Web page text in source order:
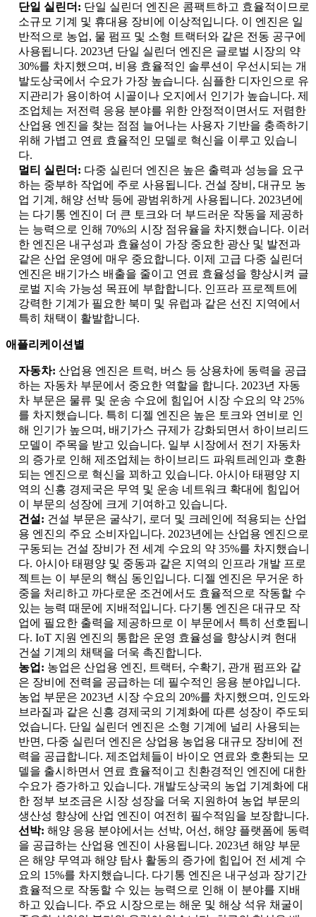
단일 실린더: 단일 실린더 엔진은 콤팩트하고 효율적이므로
소규모 기계 및 휴대용 장비에 이상적입니다. 이 엔진은 일
반적으로 농업, 물 펌프 및 소형 트랙터와 같은 전동 공구에
사용됩니다. 2023년 단일 실린더 엔진은 글로벌 시장의 약
30%를 차지했으며, 비용 효율적인 솔루션이 우선시되는 개
발도상국에서 수요가 가장 높습니다. 심플한 디자인으로 유
지관리가 용이하여 시골이나 오지에서 인기가 높습니다. 제
조업체는 저전력 응용 분야를 위한 안정적이면서도 저렴한
산업용 엔진을 찾는 점점 늘어나는 사용자 기반을 충족하기
위해 가볍고 연료 효율적인 모델로 혁신을 이루고 있습니
다.
멀티 실린더: 다중 실린더 엔진은 높은 출력과 성능을 요구
하는 중부하 작업에 주로 사용됩니다. 건설 장비, 대규모 농
업 기계, 해양 선박 등에 광범위하게 사용됩니다. 2023년에
는 다기통 엔진이 더 큰 토크와 더 부드러운 작동을 제공하
는 능력으로 인해 70%의 시장 점유율을 차지했습니다. 이러
한 엔진은 내구성과 효율성이 가장 중요한 광산 및 발전과
같은 산업 운영에 매우 중요합니다. 이제 고급 다중 실린더
엔진은 배기가스 배출을 줄이고 연료 효율성을 향상시켜 글
로벌 지속 가능성 목표에 부합합니다. 인프라 프로젝트에
강력한 기계가 필요한 북미 및 유럽과 같은 선진 지역에서
특히 채택이 활발합니다.
애플리케이션별
자동차: 산업용 엔진은 트럭, 버스 등 상용차에 동력을 공급
하는 자동차 부문에서 중요한 역할을 합니다. 2023년 자동
차 부문은 물류 및 운송 수요에 힘입어 시장 수요의 약 25%
를 차지했습니다. 특히 디젤 엔진은 높은 토크와 연비로 인
해 인기가 높으며, 배기가스 규제가 강화되면서 하이브리드
모델이 주목을 받고 있습니다. 일부 시장에서 전기 자동차
의 증가로 인해 제조업체는 하이브리드 파워트레인과 호환
되는 엔진으로 혁신을 꾀하고 있습니다. 아시아 태평양 지
역의 신흥 경제국은 무역 및 운송 네트워크 확대에 힘입어
이 부문의 성장에 크게 기여하고 있습니다.
건설: 건설 부문은 굴삭기, 로더 및 크레인에 적용되는 산업
용 엔진의 주요 소비자입니다. 2023년에는 산업용 엔진으로
구동되는 건설 장비가 전 세계 수요의 약 35%를 차지했습니
다. 아시아 태평양 및 중동과 같은 지역의 인프라 개발 프로
젝트는 이 부문의 핵심 동인입니다. 디젤 엔진은 무거운 하
중을 처리하고 까다로운 조건에서도 효율적으로 작동할 수
있는 능력 때문에 지배적입니다. 다기통 엔진은 대규모 작
업에 필요한 출력을 제공하므로 이 부문에서 특히 선호됩니
다. IoT 지원 엔진의 통합은 운영 효율성을 향상시켜 현대
건설 기계의 채택을 더욱 촉진합니다.
농업: 농업은 산업용 엔진, 트랙터, 수확기, 관개 펌프와 같
은 장비에 전력을 공급하는 데 필수적인 응용 분야입니다.
농업 부문은 2023년 시장 수요의 20%를 차지했으며, 인도와
브라질과 같은 신흥 경제국의 기계화에 따른 성장이 주도되
었습니다. 단일 실린더 엔진은 소형 기계에 널리 사용되는
반면, 다중 실린더 엔진은 상업용 농업용 대규모 장비에 전
력을 공급합니다. 제조업체들이 바이오 연료와 호환되는 모
델을 출시하면서 연료 효율적이고 친환경적인 엔진에 대한
수요가 증가하고 있습니다. 개발도상국의 농업 기계화에 대
한 정부 보조금은 시장 성장을 더욱 지원하여 농업 부문의
생산성 향상에 산업 엔진이 여전히 필수적임을 보장합니다.
선박: 해양 응용 분야에서는 선박, 어선, 해양 플랫폼에 동력
을 공급하는 산업용 엔진이 사용됩니다. 2023년 해양 부문
은 해양 무역과 해양 탐사 활동의 증가에 힘입어 전 세계 수
요의 15%를 차지했습니다. 다기통 엔진은 내구성과 장기간
효율적으로 작동할 수 있는 능력으로 인해 이 분야를 지배
하고 있습니다. 주요 시장으로는 해운 및 해상 석유 채굴이